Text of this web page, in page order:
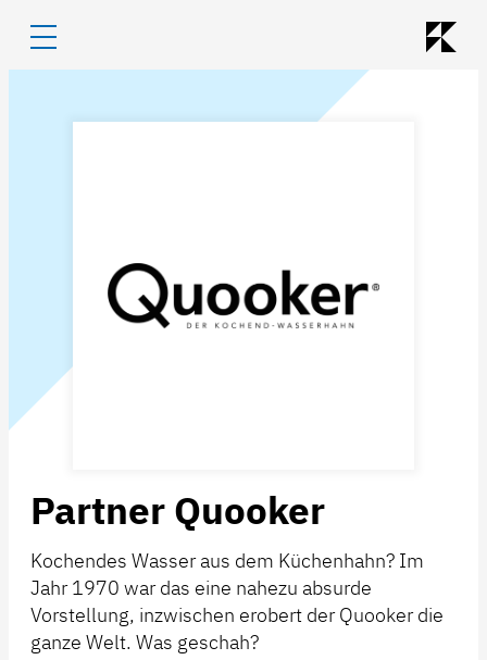
Partner Quooker
Kochendes Wasser aus dem Küchenhahn? Im
Jahr 1970 war das eine nahezu absurde
Vorstellung, inzwischen erobert der Quooker die
ganze Welt. Was geschah?